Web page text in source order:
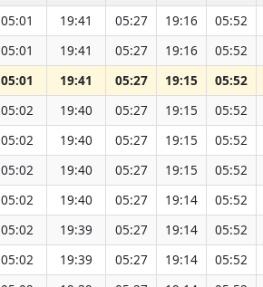
05:01 19:41 05:27 19:16 05:52
05:01 19:41 05:27 19:16 05:52
05:01 19:41 05:27 19:15 05:52
05:02 19:40 05:27 19:15 05:52
05:02 19:40 05:27 19:15 05:52
05:02 19:40 05:27 19:15 05:52
05:02 19:40 05:27 19:14 05:52
05:02 19:39 05:27 19:14 05:52
05:02 19:39 05:27 19:14 05:52